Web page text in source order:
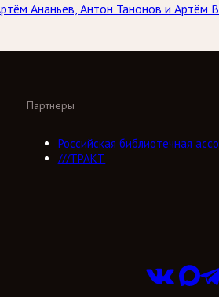
Ананьев, Антон Танонов и Артём
Партнеры
Российская библиотечная
///ТРАКТ